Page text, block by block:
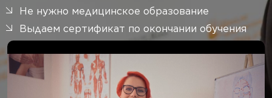
Не нужно медицинское образование
Выдаем сертификат по окончании обучения